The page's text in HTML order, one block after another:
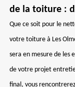
de la toiture :
Que ce soit pour le
votre toiture à Les
sera en mesure de les
de votre projet
final, vous